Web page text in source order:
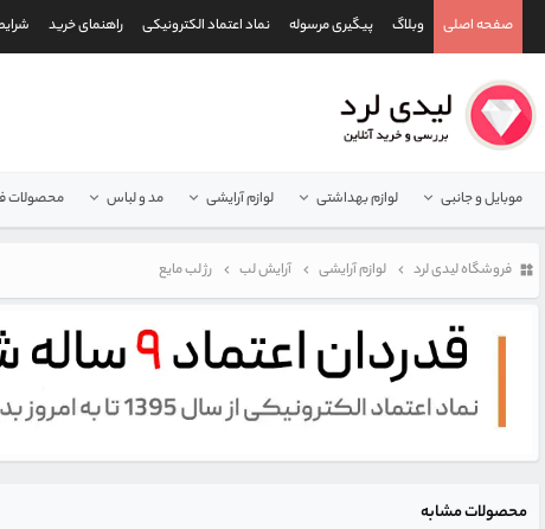
صفحه اصلی وبلاگ پیگیری مرسوله نماد اعتماد الکترونیکی راهنمای خرید
موبایل و جانبی لوازم بهداشتی لوازم آرایشی مد و لباس محصولات
فروشگاه لیدی لرد لوازم آرایشی آرایش لب رژ لب مایع
محصولات مشابه